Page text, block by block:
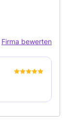
Firma bewerten